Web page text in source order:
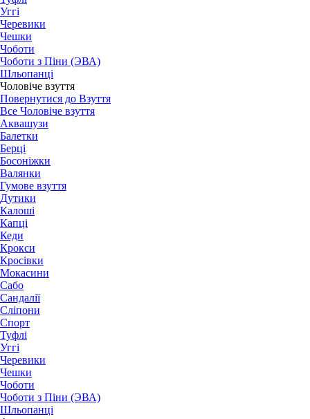
Уггі
Черевики
Чешки
Чоботи
Чоботи з Піни (ЭВА)
Шльопанці
Чоловіче взуття
Повернутися до Взуття
Все Чоловіче взуття
Аквашузи
Балетки
Берці
Босоніжки
Валянки
Гумове взуття
Дутики
Калоші
Капці
Кеди
Крокси
Кросівки
Мокасини
Сабо
Сандалії
Сліпони
Спорт
Туфлі
Уггі
Черевики
Чешки
Чоботи
Чоботи з Піни (ЭВА)
Шльопанці